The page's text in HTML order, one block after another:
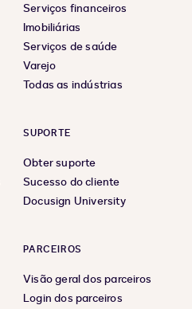
Serviços financeiros
Imobiliárias
Serviços de saúde
Varejo
Todas as indústrias
SUPORTE
Obter suporte
Sucesso do cliente
Docusign University
PARCEIROS
Visão geral dos parceiros
Login dos parceiros